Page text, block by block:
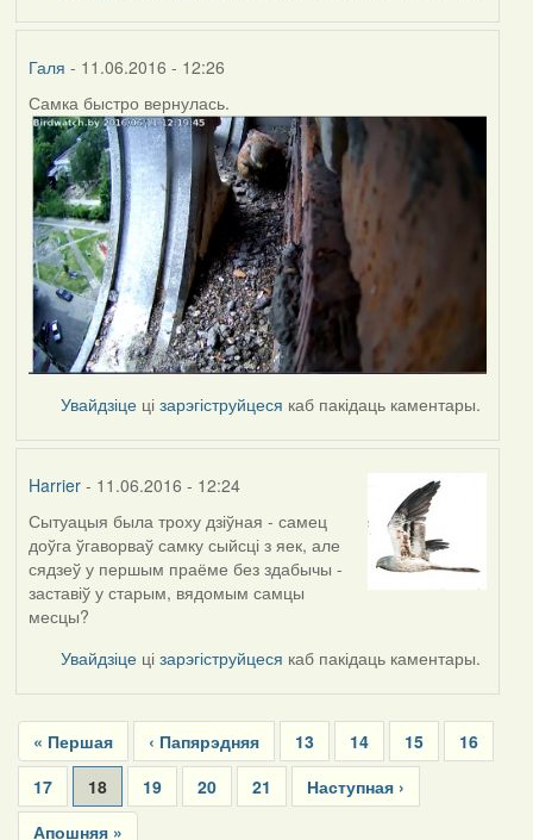
Галя - 11.06.2016 - 12:26
Самка быстро вернулась.
Увайдзіце цізарэгіструйцеся каб пакідаць каментары.
Harrier- 11.06.2016 - 12:24
Сытуацыя была троху дзіўная - самец
доўга ўгаворваў самку сыйсці з яек, але
сядзеў у першым праёме без здабычы -
заставіў у старым, вядомым самцы
месцы?
Увайдзіце цізарэгіструйцеся каб пакідаць каментары.
Pagination
First
page
« Першая
Previous
page
‹ Папярэдняя Page
13 Page
14 Page
15 Page
16
Page
17
Current
page
18 Page
19 Page
20 Page
21
Next
page
Наступная ›
Last
Апошняя »